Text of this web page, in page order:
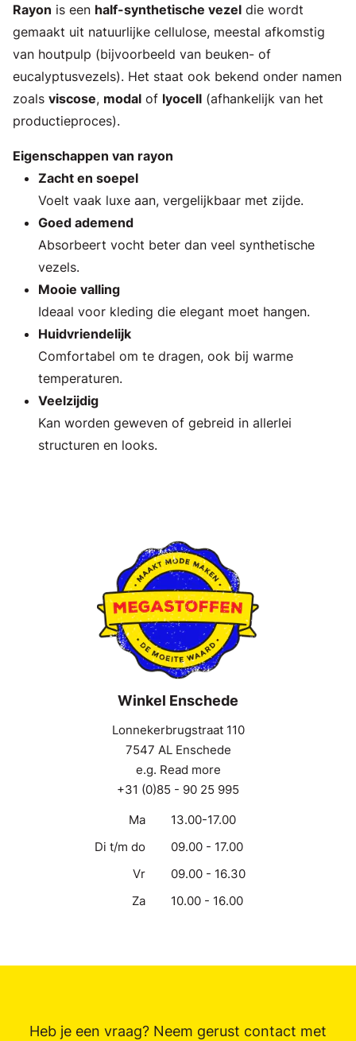
Rayon is een half-synthetische vezel die wordt
gemaakt uit natuurlijke cellulose, meestal afkomstig
van houtpulp (bijvoorbeeld van beuken- of
eucalyptusvezels). Het staat ook bekend onder namen
zoals viscose, modal of lyocell (afhankelijk van het
productieproces).
Eigenschappen van rayon
Zacht en soepel
Voelt vaak luxe aan, vergelijkbaar met zijde.
Goed ademend
Absorbeert vocht beter dan veel synthetische
vezels.
Mooie valling
Ideaal voor kleding die elegant moet hangen.
Huidvriendelijk
Comfortabel om te dragen, ook bij warme
temperaturen.
Veelzijdig
Kan worden geweven of gebreid in allerlei
structuren en looks.
Winkel Enschede
Lonnekerbrugstraat 110
7547 AL Enschede
e.g. Read more
+31 (0)85 - 90 25 995
Ma
13.00-17.00
Di t/m do
09.00 - 17.00
Vr
09.00 - 16.30
Za
10.00 - 16.00
Heb je een vraag? Neem gerust contact met